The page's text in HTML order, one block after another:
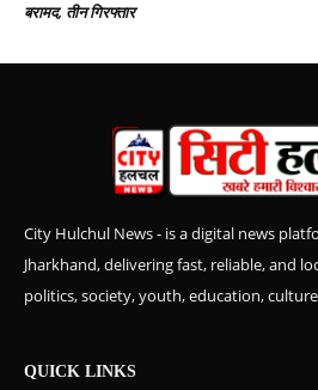
बरामद, तीन गिरफ्तार
City Hulchul News - is a digital news
Jharkhand, delivering fast, reliable, and
politics, society, youth, education,
QUICK LINKS